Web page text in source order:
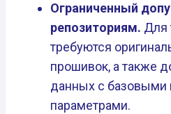
Ограниченный
репозиториям. Для
требуются
прошивок, а также
данных с базовыми
параметрами.